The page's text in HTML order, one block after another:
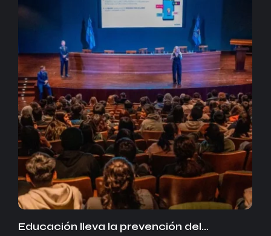
Educación lleva la prevención del…